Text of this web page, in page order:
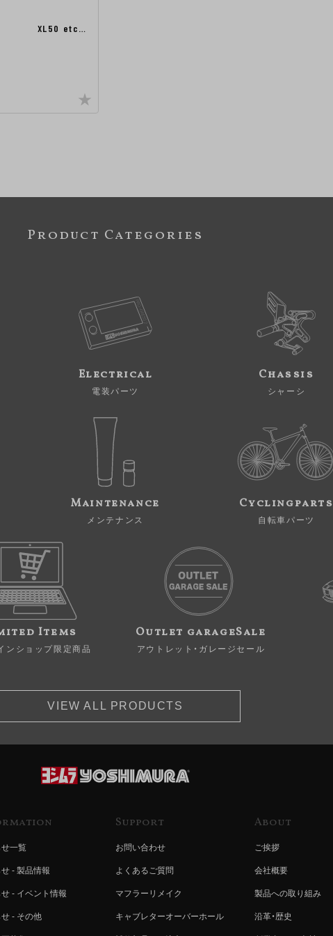
XL50 etc…
Product Categories
Electrical
電装パーツ
Chassis
シャーシ
Maintenance
メンテナンス
Cyclingparts
自転車パーツ
Items
ンショップ限定商品
Outlet garageSale
アウトレット・ガレージセール
VIEW ALL PRODUCTS
一覧
- 製品情報
- イベント情報
- その他
Support
お問い合わせ
よくあるご質問
マフラーリメイク
キャブレターオーバーホール
About
ご挨拶
会社概要
製品への取り組み
沿革・歴史